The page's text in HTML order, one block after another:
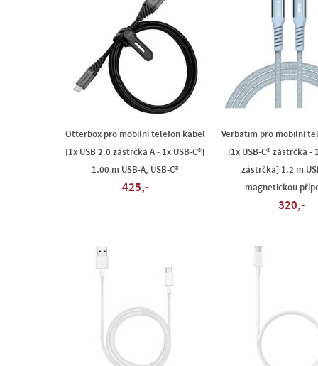
Otterbox pro mobilní telefon kabel
[1x USB 2.0 zástrčka A - 1x USB-C®]
1.00 m USB-A, USB-C®
425,-
Verbatim pro mobilní
[1x USB-C® zástrčka -
zástrčka] 1.2 m
magnetickou
320,-